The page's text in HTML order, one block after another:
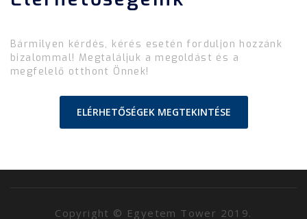
Bármilyen kérdés, kérés esetén forduljon hozzánk
bizalommal! Megtaláljuk a megoldást és a
megfelelő otthont Önnek!
ELÉRHETŐSÉGEK MEGTEKINTÉSE
Copyright © Egyetem Tower 2019.